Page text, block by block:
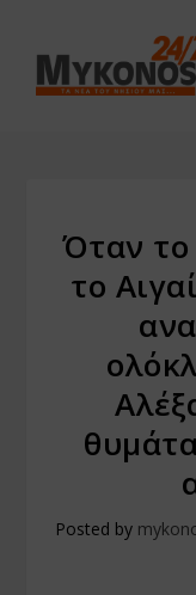
Όταν το
το
Posted by